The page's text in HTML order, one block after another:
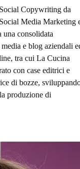
Copywriting da
Media Marketing
consolidata
e blog aziendali
tra cui La Cucina
con case editrici e
di bozze,
produzione di